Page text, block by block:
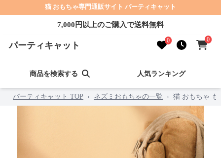
猫 おもちゃ専門通販サイト パーティキャット
7,000円以上のご購入で送料無料
パーティキャット 0 0
商品を検索する 人気ランキング
パーティキャット TOP › ネズミおもちゃの一覧 › 猫 おもちゃ も